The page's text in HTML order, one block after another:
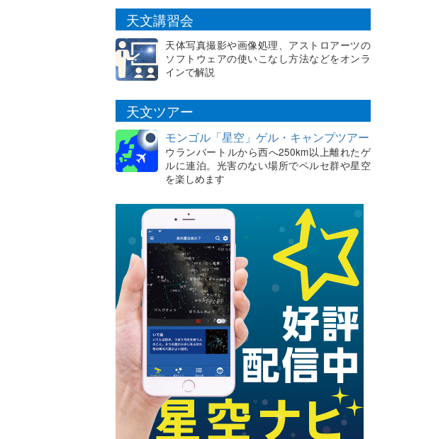
天文講習会
天体写真撮影や画像処理、アストロアーツの
ソフトウェアの使いこなし方法などをオンラ
インで解説
天文ツアー
モンゴル「星空」ゲル・キャンプツアー
ウランバートルから西へ250km以上離れたゲ
ルに連泊。光害のない場所でペルセ群や星空
を楽しめます